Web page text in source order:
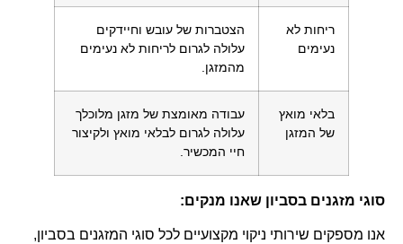
ריחות לא
נעימים
הצטברות של עובש וחיידקים
עלולה לגרום לריחות לא נעימים
מהמזגן.
בלאי מואץ
של המזגן
עבודה מאומצת של מזגן מלוכלך
עלולה לגרום לבלאי מואץ ולקיצור
חיי המכשיר.
סוגי מזגנים בסביון שאנו מנקים:
אנו מספקים שירותי ניקוי מקצועיים לכל סוגי המזגנים בסביון,